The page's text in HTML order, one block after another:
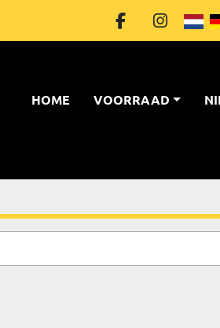
facebook
HOME VOORRAAD